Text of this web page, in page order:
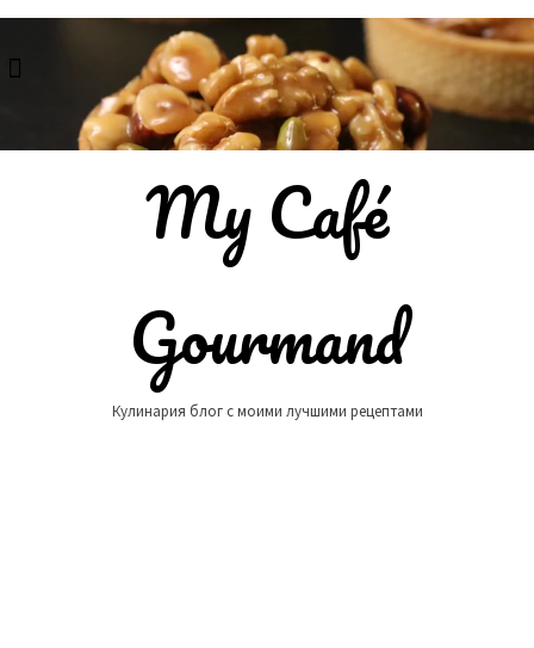
content
My Café
Gourmand
Кулинария блог с моими лучшими рецептами